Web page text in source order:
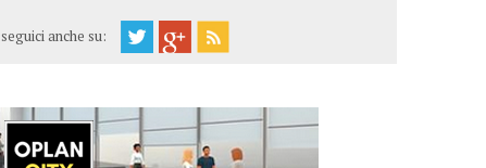
seguici anche su: